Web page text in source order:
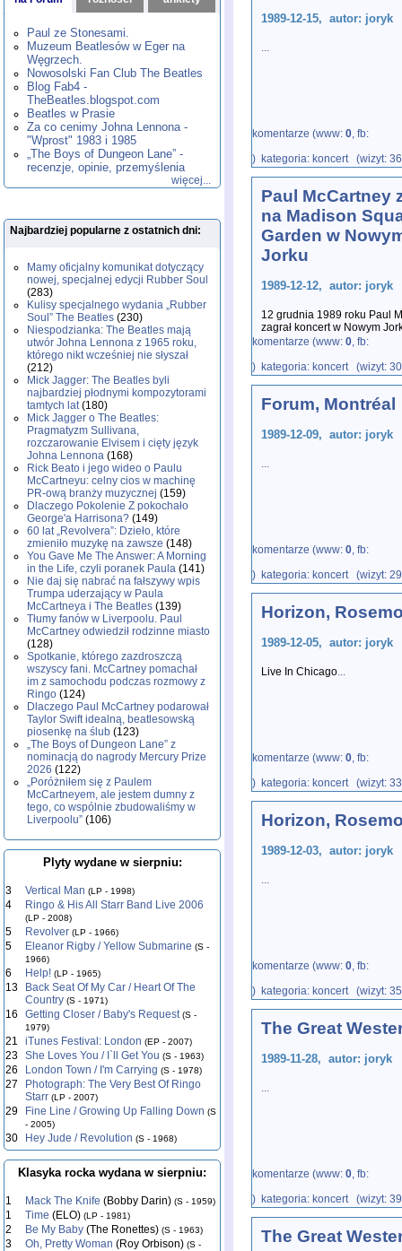
,1982,1983 ,1984,
1985, 1986,1987,1988
1990,1991 ,1992,1993 ,1994,
1995,1996, 1999
2000,2001,2002 ,2003,2004,
2005,2006, 2007
2010,2011,2012,2013,2014
2015,2016, 2017,
2020,2021,2022,2023,2024 ,
2025,2026
Paul ze Stonesami.
Muzeum Beatlesów w Eger na
Węgrzech.
Nowosolski Fan Club The Beatles
Blog Fab4 -
TheBeatles.blogspot.com
Beatles w Prasie
Za co cenimy Johna Lennona -
"Wprost" 1983 i 1985
„The Boys of Dungeon Lane” -
recenzje, opinie, przemyślenia
więcej...
Najbardziej popularne z ostatnich dni:
Mamy oficjalny komunikat dotyczący
nowej, specjalnej edycji Rubber Soul
(283)
Kulisy specjalnego wydania „Rubber
Soul” The Beatles (230)
Niespodzianka: The Beatles mają
utwór Johna Lennona z 1965 roku,
którego nikt wcześniej nie słyszał
(212)
Mick Jagger: The Beatles byli
najbardziej płodnymi kompozytorami
tamtych lat(180)
Mick Jagger o The Beatles:
Pragmatyzm Sullivana,
rozczarowanie Elvisem i cięty język
Johna Lennona (168)
Rick Beato i jego wideo o Paulu
McCartneyu: celny cios w machinę
PR-ową branży muzycznej (159)
Dlaczego Pokolenie Z pokochało
George'a Harrisona? (149)
60 lat „Revolvera”: Dzieło, które
zmieniło muzykę na zawsze (148)
You Gave Me The Answer: A Morning
in the Life, czyli poranek Paula (141)
Nie daj się nabrać na fałszywy wpis
Trumpa uderzający w Paula
McCartneya i The Beatles (139)
Tłumy fanów w Liverpoolu. Paul
McCartney odwiedził rodzinne miasto
(128)
Spotkanie, którego zazdroszczą
wszyscy fani. McCartney pomachał
im z samochodu podczas rozmowy z
Ringo (124)
Dlaczego Paul McCartney podarował
Taylor Swift idealną, beatlesowską
piosenkę na ślub (123)
„The Boys of Dungeon Lane” z
nominacją do nagrody Mercury Prize
2026 (122)
„Poróżniłem się z Paulem
McCartneyem, ale jestem dumny z
tego, co wspólnie zbudowaliśmy w
Liverpoolu” (106)
Plyty wydane w sierpniu:
3 Vertical Man (LP - 1998)
4 Ringo & His All Starr Band Live 2006
(LP - 2008)
5 Revolver (LP - 1966)
5 Eleanor Rigby / Yellow Submarine (S -
1966)
6 Help! (LP - 1965)
13
Back Seat Of My Car / Heart Of The
Country (S - 1971)
16 Getting Closer / Baby's Request (S -
1979)
21 iTunes Festival: London (EP - 2007)
23 She Loves You / I`ll Get You (S - 1963)
26 London Town / I'm Carrying (S - 1978)
27
Photograph: The Very Best Of Ringo
Starr (LP - 2007)
29 Fine Line / Growing Up Falling Down (S
- 2005)
30 Hey Jude / Revolution (S - 1968)
Klasyka rocka wydana w sierpniu:
1 Mack The Knife (Bobby Darin) (S - 1959)
1 Time (ELO) (LP - 1981)
2 Be My Baby (The Ronettes) (S - 1963)
3 Oh, Pretty Woman (Roy Orbison) (S -
1989-12-15, autor: joryk
...
komentarze (www: 0, fb:
) kategoria: koncert (wizyt:
Paul McCartney
na Madison
Garden w
Jorku
1989-12-12, autor: joryk
12 grudnia 1989 roku Paul
zagrał koncert w Nowym
World Tour 1989-1990.
komentarze (www: 0, fb:
) kategoria: koncert (wizyt:
Forum, Montréal
1989-12-09, autor: joryk
...
komentarze (www: 0, fb:
) kategoria: koncert (wizyt:
Horizon,
1989-12-05, autor: joryk
Live In Chicago...
komentarze (www: 0, fb:
) kategoria: koncert (wizyt:
Horizon,
1989-12-03, autor: joryk
...
komentarze (www: 0, fb:
) kategoria: koncert (wizyt:
The Great
1989-11-28, autor: joryk
...
komentarze (www: 0, fb:
) kategoria: koncert (wizyt:
The Great